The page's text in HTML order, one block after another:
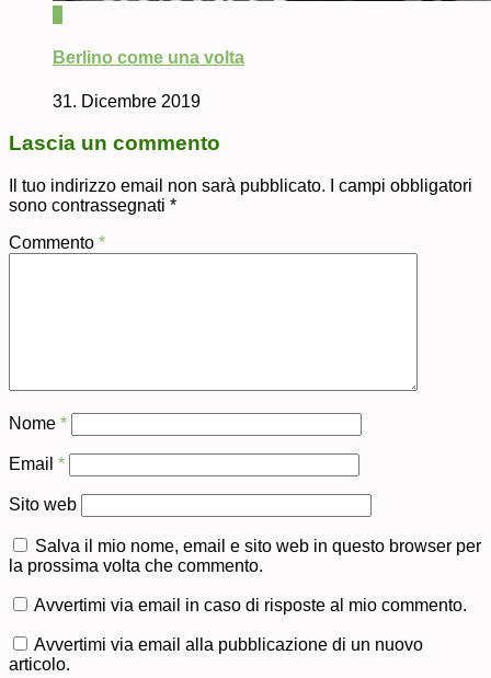
Berlino come una volta
31. Dicembre 2019
Lascia un commento
Il tuo indirizzo email non sarà pubblicato.
I campi obbligatori
sono contrassegnati *
Commento *
Nome *
Email *
Sito web
Salva il mio nome, email e sito web in questo browser per
la prossima volta che commento.
Avvertimi via email in caso di risposte al mio commento.
Avvertimi via email alla pubblicazione di un nuovo
articolo.